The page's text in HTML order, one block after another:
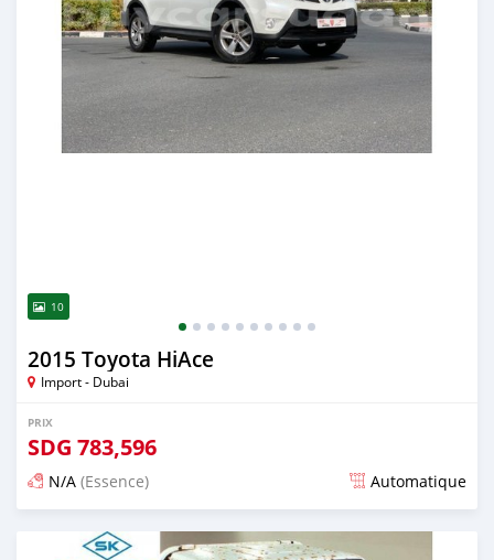
10
2015 Toyota HiAce
Import - Dubai
PRIX
SDG 783,596
N/A (Essence) Automatique
Publié il y a presque 6 ans